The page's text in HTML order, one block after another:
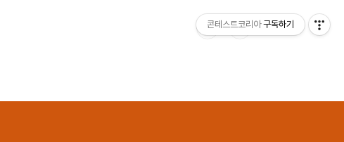
콘테스트코리아 구독하기